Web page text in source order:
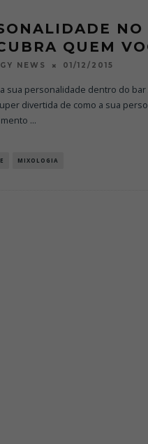
NO
QUEM
NEWS 01/12/2015
sua personalidade dentro do bar
divertida de como a sua
...
MIXOLOGIA